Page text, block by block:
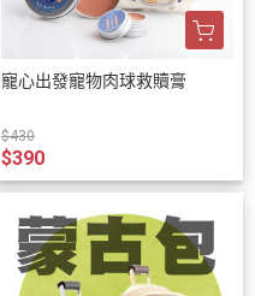
寵心出發寵物肉球救贖膏
$430
$390